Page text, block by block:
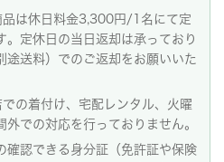
は休日料金3,300円/1名にて定
。定休日の当日返却は承っており
途送料）でのご返却をお願いいた
の着付け、宅配レンタル、火曜
外での対応を行っておりません。
認できる身分証（免許証や保険